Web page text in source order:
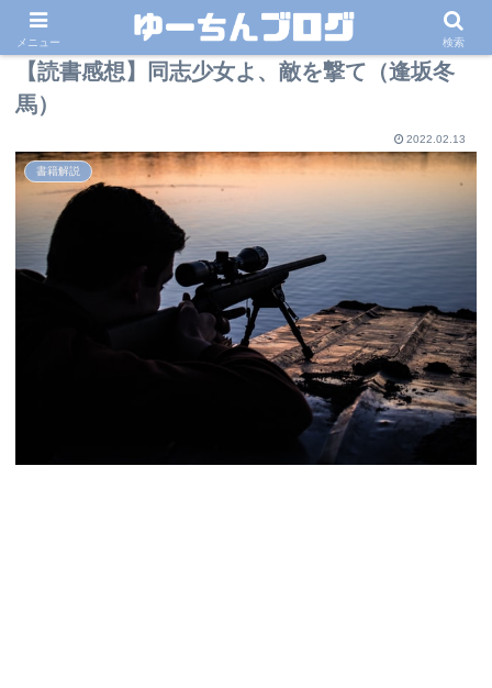
【読書感想】同志少女よ、敵を撃て（逢坂冬
馬）
2022.02.13
書籍解説
メニュー 検索